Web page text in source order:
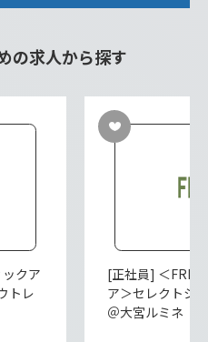
の求人から探す
クア
トレ
[正社員] ＜
ア＞セレクトシ
＠大宮ルミネ